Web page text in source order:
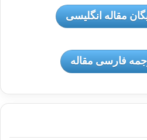
مقاله انگلیسی
فارسی مقاله